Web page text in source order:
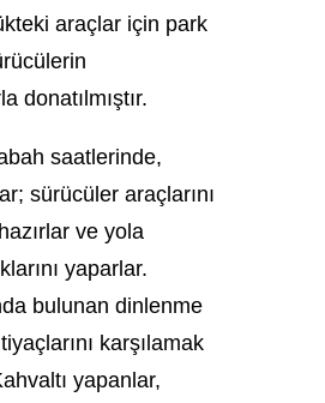
araçlar için park
donatılmıştır.
saatlerinde,
sürücüler araçlarını
ve yola
yaparlar.
bulunan dinlenme
karşılamak
yapanlar,